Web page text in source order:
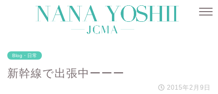
Blog・日常
新幹線で出張中ーーー
2015年2月9日